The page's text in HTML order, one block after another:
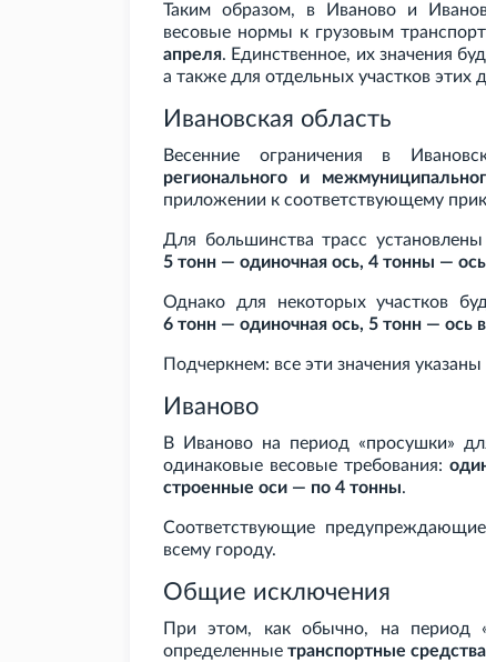
Таким образом, в Иваново и
весовые нормы к грузовым
апреля. Единственное, их значения
а также для отдельных участков этих
Ивановская область
Весенние ограничения в
регионального и
приложении к соответствующему
Для большинства трасс
5 тонн — одиночная ось, 4 тонны —
Однако для некоторых участков
6 тонн — одиночная ось, 5 тонн — ось
Подчеркнем: все эти значения указаны
Иваново
В Иваново на период «просушки»
одинаковые весовые требования:
строенные оси — по 4 тонны.
Соответствующие
всему городу.
Общие исключения
При этом, как обычно, на период
определенные транспортные